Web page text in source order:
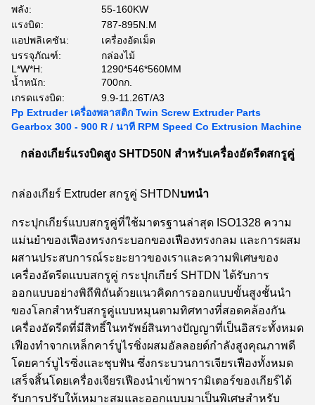
พลัง:
55-160KW
แรงบิด:
787-895N.M
แอปพลิเคชัน:
เครื่องอัดเม็ด
บรรจุภัณฑ์:
กล่องไม้
L*W*H:
1290*546*560MM
น้ำหนัก:
700กก.
เกรดแรงบิด:
9.9-11.26T/A3
Pp Extruder เครื่องพลาสติก Twin Screw Extruder Parts
Gearbox 300 - 900 R / นาที RPM Speed ​​​​Co Extrusion Machine
กล่องเกียร์แรงบิดสูง SHTD50N สำหรับเครื่องอัดรีดสกรูคู่
กล่องเกียร์ Extruder สกรูคู่ SHTDNบทนำ
กระปุกเกียร์แบบสกรูคู่ที่ใช้มาตรฐานล่าสุด ISO1328 ความ
แม่นยำของเฟืองทรงกระบอกของเฟืองทรงกลม และการผสม
ผสานประสบการณ์ระยะยาวของเราและความพิเศษของ
เครื่องอัดรีดแบบสกรูคู่ กระปุกเกียร์ SHTDN ได้รับการ
ออกแบบอย่างพิถีพิถันด้วยแนวคิดการออกแบบขั้นสูงชั้นนำ
ของโลกสำหรับสกรูคู่แบบหมุนตามทิศทางที่สอดคล้องกัน
เครื่องอัดรีดที่มีสิทธิ์ในทรัพย์สินทางปัญญาที่เป็นอิสระทั้งหมด
เฟืองทำจากเหล็กคาร์บูไรซิ่งผสมอัลลอยด์กำลังสูงคุณภาพดี
โดยคาร์บูไรซิ่งและชุบฟัน ซึ่งกระบวนการเจียรเฟืองทั้งหมด
เสร็จสิ้นโดยเครื่องเจียรเฟืองนำเข้าพารามิเตอร์ของเกียร์ได้
รับการปรับให้เหมาะสมและออกแบบมาเป็นพิเศษสำหรับ